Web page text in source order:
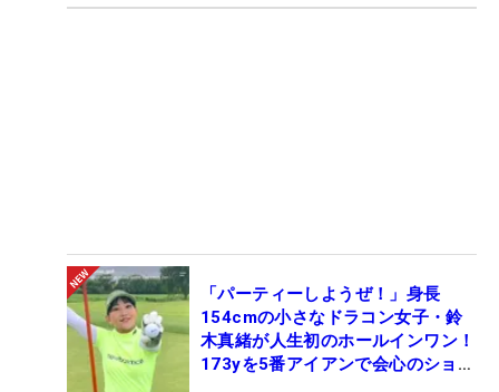
「パーティーしようぜ！」身長
154cmの小さなドラコン女子・鈴
木真緒が人生初のホールインワン！
173yを5番アイアンで会心のショッ